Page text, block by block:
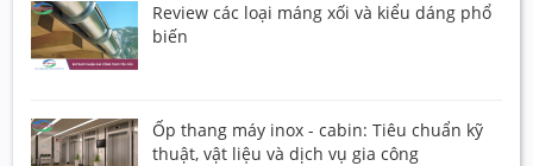
Review các loại máng xối và kiểu dáng phổ
biến
Ốp thang máy inox - cabin: Tiêu chuẩn kỹ
thuật, vật liệu và dịch vụ gia công